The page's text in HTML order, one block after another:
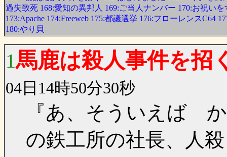
過失致死 168:愛知の異邦人 169:ご当人ナンバー 170:お祝い
173:Apache 174:Freeweb 175:都議選挙 176:フローレンスC64
180:やり貝
1馬鹿は殺人事件を招
04日14時50分30秒
『あ、そういえば
の鉄工所の社長、人